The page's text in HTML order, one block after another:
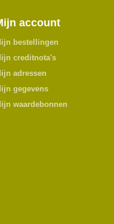
account
bestellingen
creditnota's
adressen
gegevens
waardebonnen